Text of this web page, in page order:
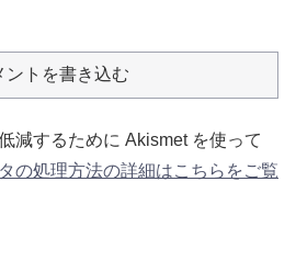
ントを書き込む
減するために Akismet を使って
の処理方法の詳細はこちらをご覧